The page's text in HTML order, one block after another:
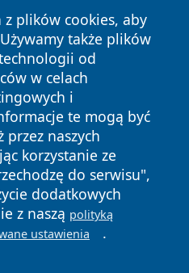
z plików cookies, aby
także plików
od
w celach
i
te mogą być
naszych
korzystanie ze
do serwisu",
dodatkowych
z naszą polityką
ustawienia .
Wszystkie prawa zastrzeżone.
Polityka
Cookies